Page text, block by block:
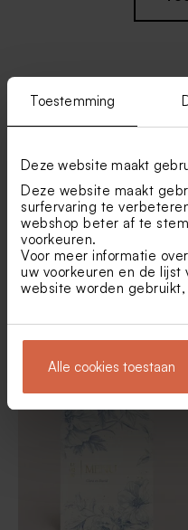
Toestemming
Deze website maakt
Deze website maakt
surfervaring te
webshop beter af te
voorkeuren.
Voor meer informatie
uw voorkeuren en de lijst
website worden gebruikt,
Alle cookies toestaan
Biologische
Chique menukaart wit met
namen in goudfolie